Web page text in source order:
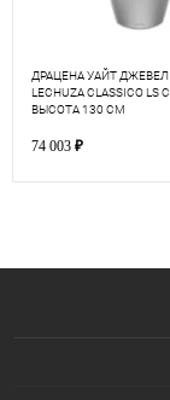
ДРАЦЕНА УАЙТ
LECHUZA СLASSICO LS
ВЫСОТА 130 СМ
74 003 ₽